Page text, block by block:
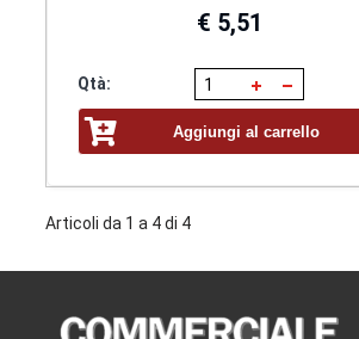
€ 5,51
Qtà:
Aggiungi al carrello
Articoli da 1 a 4 di 4